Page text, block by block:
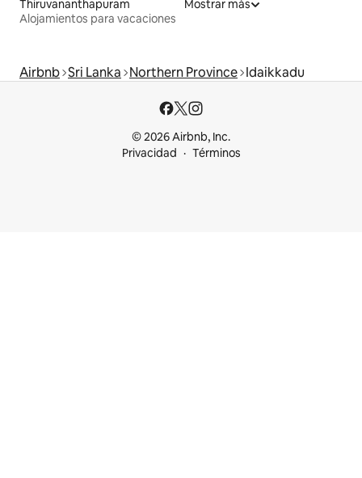
Thiruvananthapuram
Alojamientos para vacaciones
Mostrar más
Airbnb Sri Lanka Northern Province Idaikkadu
© 2026 Airbnb, Inc.
Privacidad
Términos